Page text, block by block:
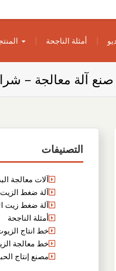
أمثلة الناجحة
آلة معالجة –
التصنيفات
آلات معالجة
آلة ضغط الزيت
آلة ضغط زيت
أمثلة الناجحة
خط انتاج
خط معالجة
مصنع إنتاج